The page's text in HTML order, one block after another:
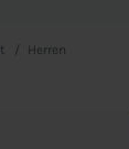
Herren